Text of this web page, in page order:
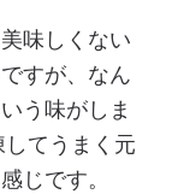
味しくない
すが、なん
う味がしま
てうまく元
じです。